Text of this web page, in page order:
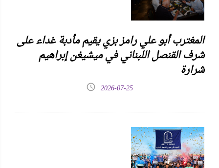
المغترب أبو علي رامز بزي يقيم مأدبة غداء على
شرف القنصل اللبناني في ميشيغن إبراهيم
شرارة
2026-07-25